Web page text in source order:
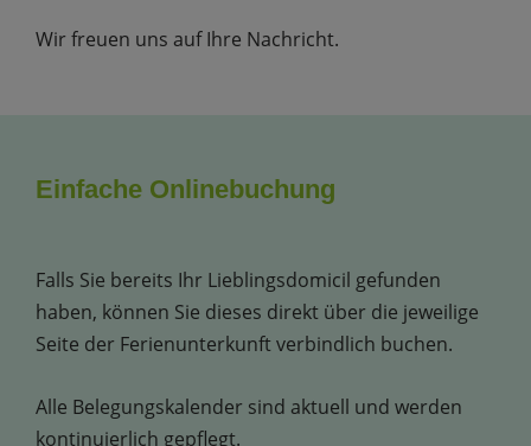
Wir freuen uns auf Ihre Nachricht.
Einfache Onlinebuchung
Falls Sie bereits Ihr Lieblingsdomicil gefunden
haben, können Sie dieses direkt über die jeweilige
Seite der Ferienunterkunft verbindlich buchen.
Alle Belegungskalender sind aktuell und werden
kontinuierlich gepflegt.